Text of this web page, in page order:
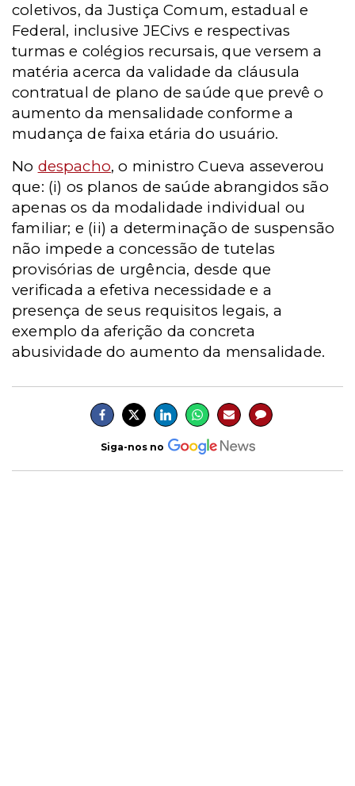
coletivos, da Justiça Comum, estadual e
Federal, inclusive JECivs e respectivas
turmas e colégios recursais, que versem a
matéria acerca da validade da cláusula
contratual de plano de saúde que prevê o
aumento da mensalidade conforme a
mudança de faixa etária do usuário.
No despacho, o ministro Cueva asseverou
que: (i) os planos de saúde abrangidos são
apenas os da modalidade individual ou
familiar; e (ii) a determinação de suspensão
não impede a concessão de tutelas
provisórias de urgência, desde que
verificada a efetiva necessidade e a
presença de seus requisitos legais, a
exemplo da aferição da concreta
abusividade do aumento da mensalidade.
Siga-nos no